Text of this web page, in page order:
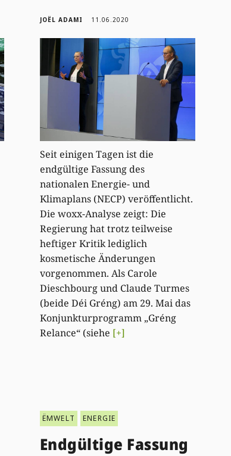
JOËL ADAMI 11.06.2020
Seit einigen Tagen ist die
endgültige Fassung des
nationalen Energie- und
Klimaplans (NECP) veröffentlicht.
Die woxx-Analyse zeigt: Die
Regierung hat trotz teilweise
heftiger Kritik lediglich
kosmetische Änderungen
vorgenommen. Als Carole
Dieschbourg und Claude Turmes
(beide Déi Gréng) am 29. Mai das
Konjunkturprogramm „Gréng
Relance“ (siehe [+]
ËMWELT ENERGIE
Endgültige Fassung